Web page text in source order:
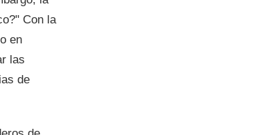
Con la
en
las
de